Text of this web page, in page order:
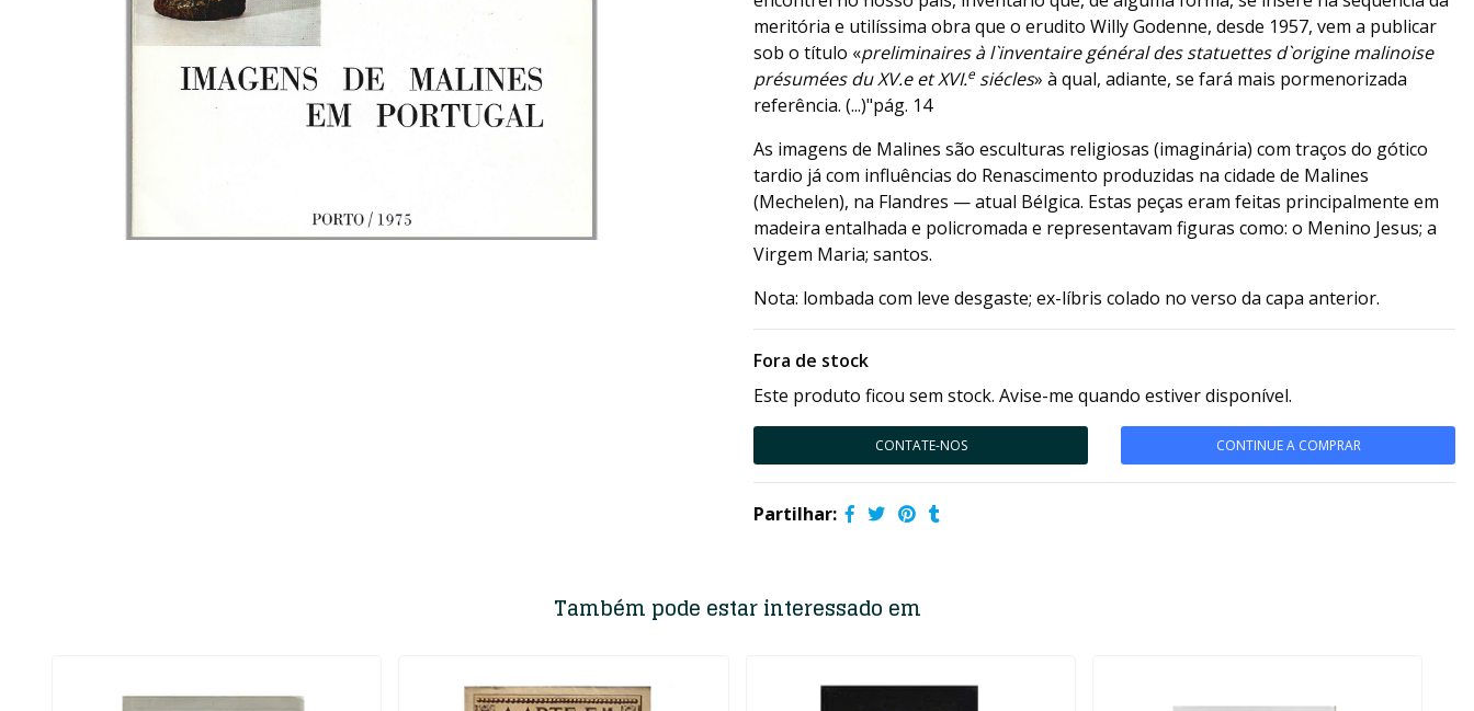
meritória e utilíssima obra que o erudito Willy Godenne, desde 1957, vem a publicar
sob o título «preliminaires à l`inventaire général des statuettes d`origine malinoise
présumées du XV.e et XVI.esiécles» à qual, adiante, se fará mais pormenorizada
referência. (...)"pág. 14
As imagens de Malines são esculturas religiosas (imaginária) com traços do gótico
tardio já com influências do Renascimento produzidas na cidade de Malines
(Mechelen), na Flandres — atual Bélgica. Estas peças eram feitas principalmente em
madeira entalhada e policromada e representavam figuras como: o Menino Jesus; a
Virgem Maria; santos.
Nota: lombada com leve desgaste; ex-líbris colado no verso da capa anterior.
Fora de stock
Este produto ficou sem stock. Avise-me quando estiver disponível.
CONTATE-NOS CONTINUE A COMPRAR
Partilhar:
Também pode estar interessado em